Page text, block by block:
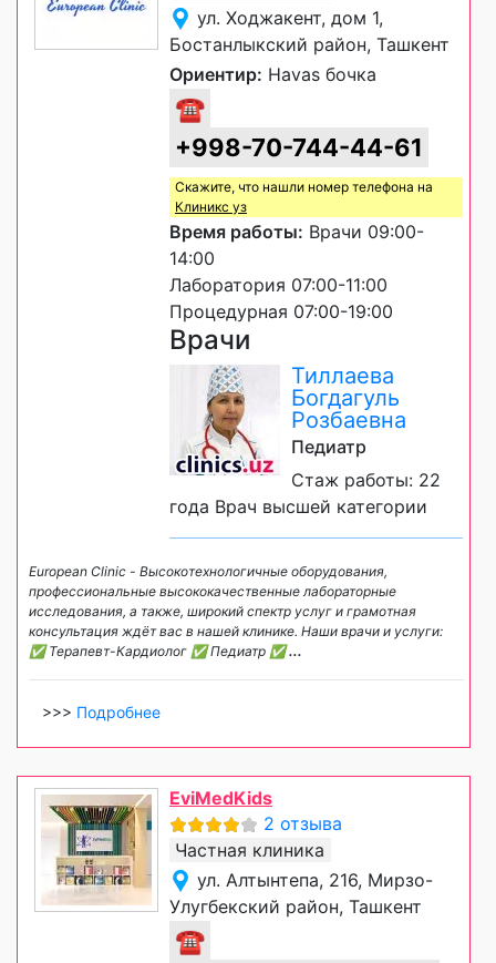
ул. Ходжакент, дом 1,
Бостанлыкский район, Ташкент
Ориентир: Havas бочка
☎
+998-70-744-44-61
Скажите, что нашли номер телефона на
Клиникс уз
Время работы: Врачи 09:00-
14:00
Лаборатория 07:00-11:00
Процедурная 07:00-19:00
Врачи
Тиллаева
Богдагуль
Розбаевна
Педиатр
Стаж работы: 22
года Врач высшей категории
European Clinic - Высокотехнологичные оборудования,
профессиональные высококачественные лабораторные
исследования, а также, широкий спектр услуг и грамотная
консультация ждёт вас в нашей клинике. Наши врачи и услуги:
✅ Терапевт-Кардиолог ✅ Педиатр ✅...
>>> Подробнее
EviMedKids
2 отзыва
Частная клиника
ул. Алтынтепа, 216, Мирзо-
Улугбекский район, Ташкент
☎